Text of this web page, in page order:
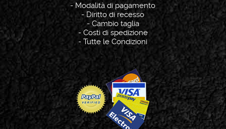
- Modalità di pagamento
-Diritto di recesso
- Cambio taglia
-Costi di spedizione
-Tutte le Condizioni